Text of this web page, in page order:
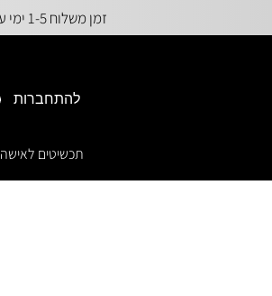
זמן משלוח 1-5 ימי עסקים
להתחברות
תכשיטים לאישה